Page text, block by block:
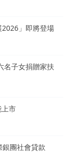
」即將登場
名子女捐贈家扶
市
團社會貸款